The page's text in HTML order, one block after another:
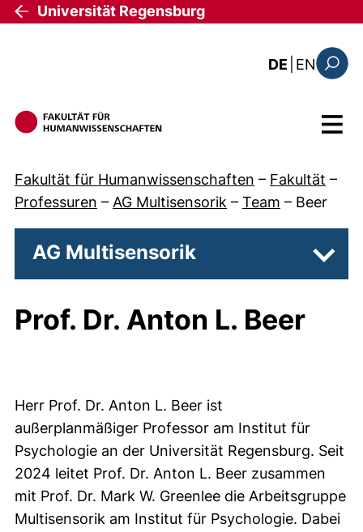
Direkt zum Inhalt
Universität Regensburg
DE EN: this
Menü
Fakultät für Humanwissenschaften – Fakultät –
Professuren – AG Multisensorik – Team – Beer
AG Multisensorik
Prof. Dr. Anton L. Beer
Herr Prof. Dr. Anton L. Beer ist
außerplanmäßiger Professor am Institut für
Psychologie an der Universität Regensburg. Seit
2024 leitet Prof. Dr. Anton L. Beer zusammen
mit Prof. Dr. Mark W. Greenlee die Arbeitsgruppe
Multisensorik am Institut für Psychologie. Dabei